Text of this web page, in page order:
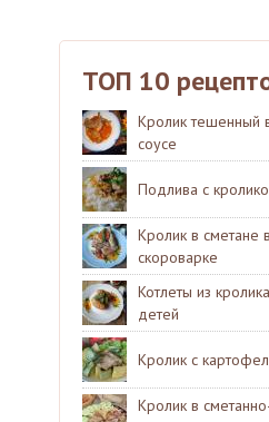
ТОП 10
Кролик тешенный
соусе
Подлива с
Кролик в сметане
скороварке
Котлеты из
детей
Кролик с
Кролик в